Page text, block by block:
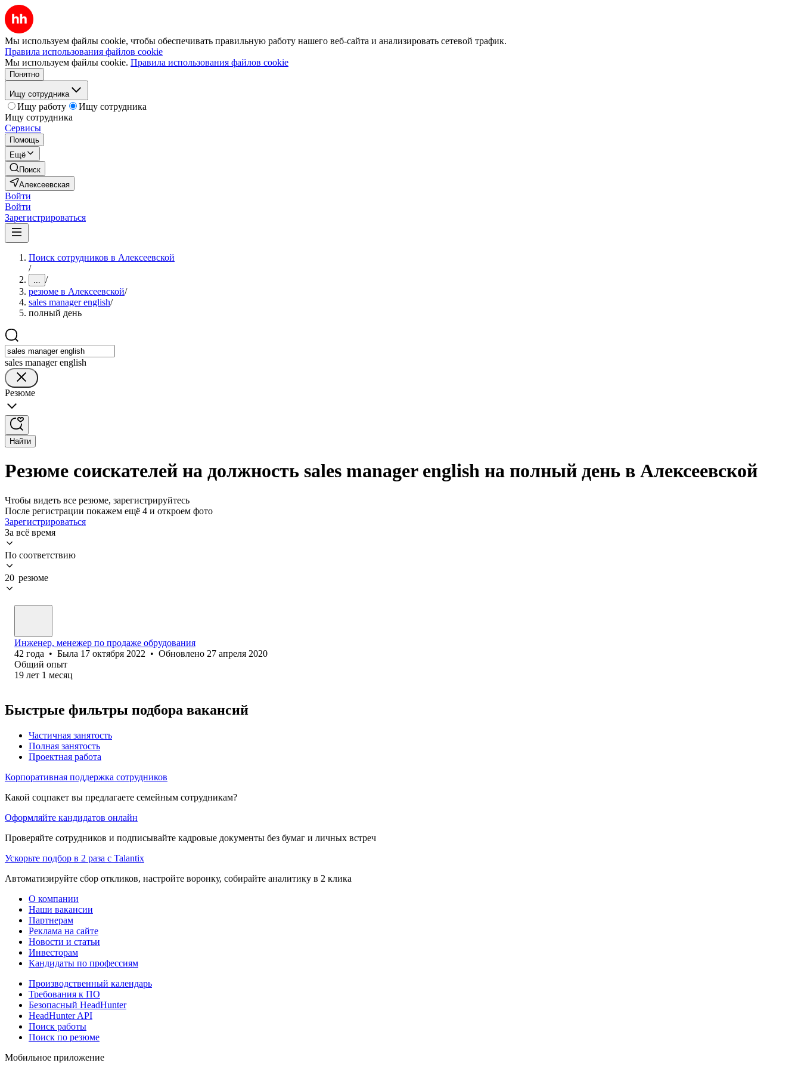
Мы используем файлы cookie, чтобы обеспечивать правильную работу нашего веб-сайта и анализировать сетевой трафик.
Правила использования файлов cookie
Мы используем файлы cookie. Правила использования файлов cookie
Понятно
Ищу сотрудника
Ищу работу
Ищу сотрудника
Ищу сотрудника
Сервисы
Помощь
Ещё
Поиск
Алексеевская
Войти
Войти
Зарегистрироваться
Поиск сотрудников в Алексеевской
/
... /
резюме в Алексеевской/
sales manager english/
полный день
sales manager english
Резюме
Найти
Резюме соискателей на должность sales manager english на полный день в Алексеевской
Чтобы видеть все резюме, зарегистрируйтесь
После регистрации покажем ещё 4 и откроем фото
Зарегистрироваться
За всё время
По соответствию
20 резюме
Инженер, менежер по продаже обрудования
42 года • Была 17 октября 2022 • Обновлено 27 апреля 2020
Общий опыт
19 лет 1 месяц
Быстрые фильтры подбора вакансий
Частичная занятость
Полная занятость
Проектная работа
Корпоративная поддержка сотрудников
Какой соцпакет вы предлагаете семейным сотрудникам?
Оформляйте кандидатов онлайн
Проверяйте сотрудников и подписывайте кадровые документы без бумаг и личных встреч
Ускорьте подбор в 2 раза с Talantix
Автоматизируйте сбор откликов, настройте воронку, собирайте аналитику в 2 клика
О компании
Наши вакансии
Партнерам
Реклама на сайте
Новости и статьи
Инвесторам
Кандидаты по профессиям
Производственный календарь
Требования к ПО
Безопасный HeadHunter
HeadHunter API
Поиск работы
Поиск по резюме
Мобильное приложение